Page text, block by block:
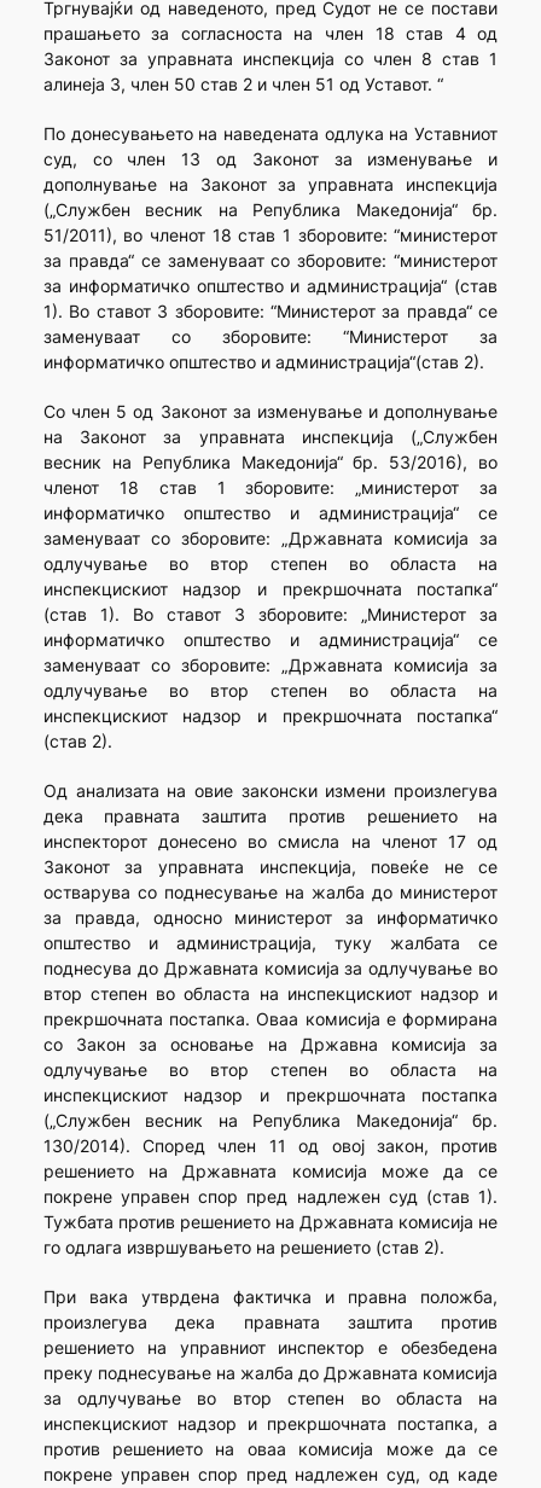
Тргнувајќи од наведеното, пред Судот не се постави
прашањето за согласноста на член 18 став 4 од
Законот за управната инспекција со член 8 став 1
алинеја 3, член 50 став 2 и член 51 од Уставот. “
По донесувањето на наведената одлука на Уставниот
суд, со член 13 од Законот за изменување и
дополнување на Законот за управната инспекција
(„Службен весник на Република Македонија“ бр.
51/2011), во членот 18 став 1 зборовите: “министерот
за правда“ се заменуваат со зборовите: “министерот
за информатичко општество и администрација“ (став
1). Во ставот 3 зборовите: “Министерот за правда“ се
заменуваат со зборовите: “Министерот за
информатичко општество и администрација“(став 2).
Со член 5 од Законот за изменување и дополнување
на Законот за управната инспекција („Службен
весник на Република Македонија“ бр. 53/2016), во
членот 18 став 1 зборовите: „министерот за
информатичко општество и администрација“ се
заменуваат со зборовите: „Државната комисија за
одлучување во втор степен во областа на
инспекцискиот надзор и прекршочната постапка“
(став 1). Во ставот 3 зборовите: „Министерот за
информатичко општество и администрација“ се
заменуваат со зборовите: „Државната комисија за
одлучување во втор степен во областа на
инспекцискиот надзор и прекршочната постапка“
(став 2).
Од анализата на овие законски измени произлегува
дека правната заштита против решението на
инспекторот донесено во смисла на членот 17 од
Законот за управната инспекција, повеќе не се
остварува со поднесување на жалба до министерот
за правда, односно министерот за информатичко
општество и администрација, туку жалбата се
поднесува до Државната комисија за одлучување во
втор степен во областа на инспекцискиот надзор и
прекршочната постапка. Оваа комисија е формирана
со Закон за основање на Државна комисија за
одлучување во втор степен во областа на
инспекцискиот надзор и прекршочната постапка
(„Службен весник на Република Македонија“ бр.
130/2014). Според член 11 од овој закон, против
решението на Државната комисија може да се
покрене управен спор пред надлежен суд (став 1).
Тужбата против решението на Државната комисија не
го одлага извршувањето на решението (став 2).
При вака утврдена фактичка и правна положба,
произлегува дека правната заштита против
решението на управниот инспектор е обезбедена
преку поднесување на жалба до Државната комисија
за одлучување во втор степен во областа на
инспекцискиот надзор и прекршочната постапка, а
против решението на оваа комисија може да се
покрене управен спор пред надлежен суд, од каде